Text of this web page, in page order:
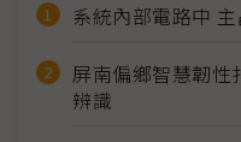
系統內部電路中
屏南偏鄉智慧韌性
辨識